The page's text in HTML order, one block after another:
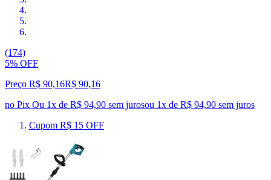
(174)
5% OFF
Preço R$ 90,16R$ 90,16
no Pix Ou 1x de R$ 94,90 sem jurosou 1x de R$ 94,90 sem juros
Cupom R$ 15 OFF